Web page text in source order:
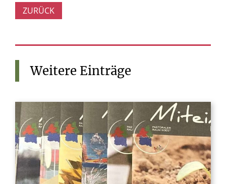
ZURÜCK
Weitere Einträge